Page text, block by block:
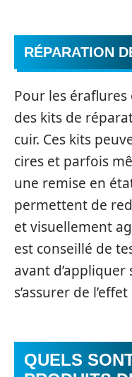
RÉPARATION
Pour les
des kits de
cuir. Ces kits
cires et parfois
une remise en
permettent de
et visuellement
est conseillé de
avant
s’assurer de
QUELS